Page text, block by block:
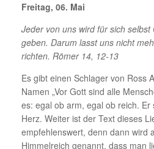
Freitag, 06. Mai
Jeder von uns wird für sich selbst
geben. Darum lasst uns nicht
richten. Römer 14, 12-13
Es gibt einen Schlager von Ross
Namen „Vor Gott sind alle
es: egal ob arm, egal ob reich.
Herz. Weiter ist der Text dieses
empfehlenswert, denn dann wird
Himmelreich genannt, dass man